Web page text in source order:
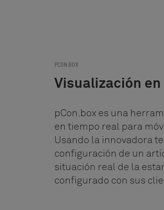
PCON.BOX
Visualización
pCon.box es una
en tiempo real para
Usando la innovadora
configuración de un
situación real de la
configurado con sus